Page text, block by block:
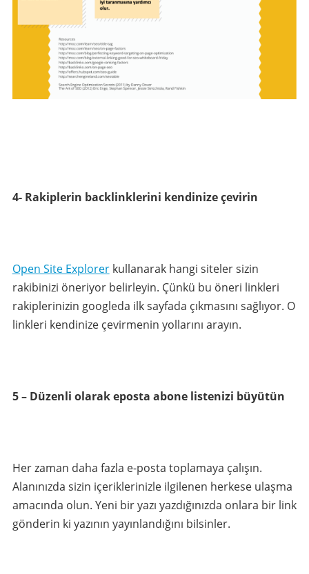
4- Rakiplerin backlinklerini kendinize çevirin
Open Site Explorerkullanarak hangi siteler sizin
rakibinizi öneriyor belirleyin. Çünkü bu öneri linkleri
rakiplerinizin googleda ilk sayfada çıkmasını sağlıyor. O
linkleri kendinize çevirmenin yollarını arayın.
5 – Düzenli olarak eposta abone listenizi büyütün
Her zaman daha fazla e-posta toplamaya çalışın.
Alanınızda sizin içeriklerinizle ilgilenen herkese ulaşma
amacında olun. Yeni bir yazı yazdığınızda onlara bir link
gönderin ki yazının yayınlandığını bilsinler.